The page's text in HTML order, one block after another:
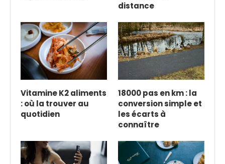
distance
Vitamine K2 aliments
: où la trouver au
quotidien
18000 pas en km : la
conversion simple et
les écarts à
connaître